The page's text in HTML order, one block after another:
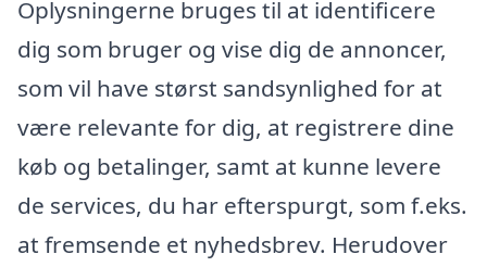
Oplysningerne bruges til at identificere
dig som bruger og vise dig de annoncer,
som vil have størst sandsynlighed for at
være relevante for dig, at registrere dine
køb og betalinger, samt at kunne levere
de services, du har efterspurgt, som f.eks.
at fremsende et nyhedsbrev. Herudover